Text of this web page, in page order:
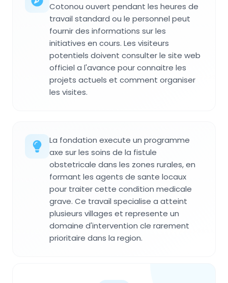
Cotonou ouvert pendant les heures de
travail standard ou le personnel peut
fournir des informations sur les
initiatives en cours. Les visiteurs
potentiels doivent consulter le site web
officiel a l'avance pour connaitre les
projets actuels et comment organiser
les visites.
La fondation execute un programme
axe sur les soins de la fistule
obstetricale dans les zones rurales, en
formant les agents de sante locaux
pour traiter cette condition medicale
grave. Ce travail specialise a atteint
plusieurs villages et represente un
domaine d'intervention cle rarement
prioritaire dans la region.